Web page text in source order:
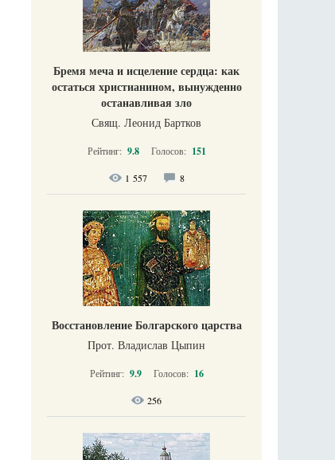
Бремя меча и исцеление сердца: как
остаться христианином, вынужденно
останавливая зло
Свящ. Леонид Бартков
Рейтинг: 9.8 Голосов: 151
1 557 8
Восстановление Болгарского царства
Прот. Владислав Цыпин
Рейтинг: 9.9 Голосов: 16
256